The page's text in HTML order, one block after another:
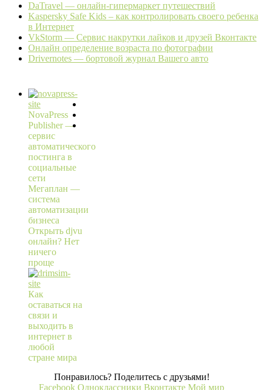
DaTravel — онлайн-гипермаркет путешествий
Kaspersky Safe Kids – как контролировать своего ребенка
в Интернет
VkStorm — Сервис накрутки лайков и друзей Вконтакте
Онлайн определение возраста по фотографии
Drivernotes — бортовой журнал Вашего авто
NovaPress
Publisher —
сервис
автоматического
постинга в
социальные
сети
Мегаплан —
система
автоматизации
бизнеса
Открыть djvu
онлайн? Нет
ничего
проще
Как
оставаться на
связи и
выходить в
интернет в
любой
стране мира
Понравилось? Поделитесь с друзьями!
Facebook Одноклассники Вконтакте Мой мир